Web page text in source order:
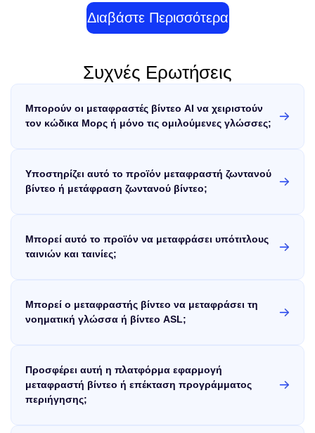
Διαβάστε Περισσότερα
Συχνές Ερωτήσεις
Μπορούν οι μεταφραστές βίντεο AI να χειριστούν
τον κώδικα Μορς ή μόνο τις ομιλούμενες γλώσσες;
ή ακουστικών ακολουθιών τελείας-παύλας. Ωστόσο,
λειτουργούν καλά για ομιλούμενες γλώσσες όπως τα αγγλικά,
μεταγλώττιση.
Υποστηρίζει αυτό το προϊόν μεταφραστή ζωντανού
βίντεο ή μετάφραση ζωντανού βίντεο;
προεγγεγραμμένων βίντεο για να εξασφαλίσει αποτελέσματα
υψηλής ποιότητας.
Μπορεί αυτό το προϊόν να μεταφράσει υπότιτλους
ταινιών και ταινίες;
αποτελέσματα. Όρια χρήσης: μέγ. 5 GB, μέγ. 2 ώρες.
Υποστηριζόμενες μορφές: MP4, WEBM, MOV, M4V, MKV.
Μπορεί ο μεταφραστής βίντεο να μεταφράσει τη
νοηματική γλώσσα ή βίντεο ASL;
βίντεο, μεταφραστή βίντεο νοηματικής γλώσσας ή εργαλεία
μεταφραστή βίντεο ASL που έχουν σχεδιαστεί ειδικά για την
ερμηνεία των χειρονομιών και των εκφράσεων του προσώπου,
οι οποίες είναι πέρα ​​από το πεδίο εφαρμογής του τυπικού
Προσφέρει αυτή η πλατφόρμα εφαρμογή
μεταφραστή βίντεο ή επέκταση προγράμματος
περιήγησης;